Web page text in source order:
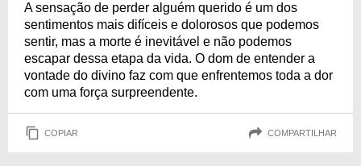
A sensação de perder alguém querido é um dos
sentimentos mais difíceis e dolorosos que podemos
sentir, mas a morte é inevitável e não podemos
escapar dessa etapa da vida. O dom de entender a
vontade do divino faz com que enfrentemos toda a dor
com uma força surpreendente.
COPIAR COMPARTILHAR